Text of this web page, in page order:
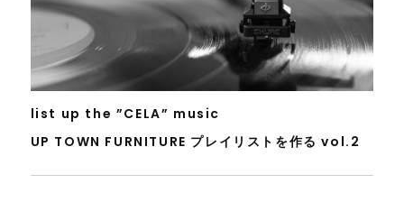
list up the ”CELA” music
UP TOWN FURNITURE プレイリストを作る vol.2